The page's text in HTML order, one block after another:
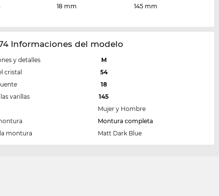
18 mm
145 mm
Informaciones del modelo
y detalles
M
cristal
54
18
varillas
145
Mujer y Hombre
Montura completa
montura
Matt Dark Blue